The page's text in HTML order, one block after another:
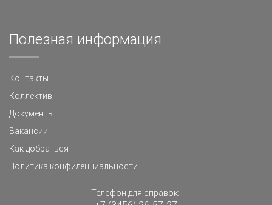
Полезная информация
Контакты
Коллектив
Документы
Вакансии
Как добраться
Политика конфиденциальности
Телефон для справок: